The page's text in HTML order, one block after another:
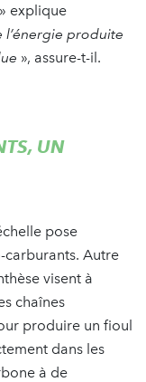
» explique
l’énergie produite
», assure-t-il.
UN
pose
Autre
visent à
chaînes
produire un fioul
dans les
à de